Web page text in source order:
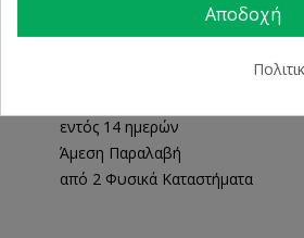
Δωρεάν Αποστολή άνω των 39€
εντός 14 ημερών
Άμεση Παραλαβή
από 2 Φυσικά Καταστήματα
Αποδοχή